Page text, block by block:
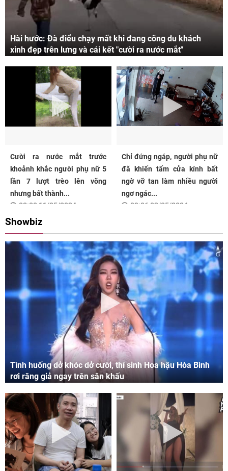
Hài hước: Đà điểu chạy mất khi đang cõng du khách
xinh đẹp trên lưng và cái kết "cười ra nước mắt"
Cười ra nước mắt trước
khoảnh khắc người phụ nữ 5
lần 7 lượt trèo lên võng
nhưng bất thành...
08:00 11/05/2024
Chỉ đứng ngáp, người phụ nữ
đã khiến tấm cửa kính bất
ngờ vỡ tan làm nhiều người
ngơ ngác...
09:06 03/05/2024
Showbiz
Tình huống dở khóc dở cười, thí sinh Hoa hậu Hòa Bình
rơi răng giả ngay trên sân khấu